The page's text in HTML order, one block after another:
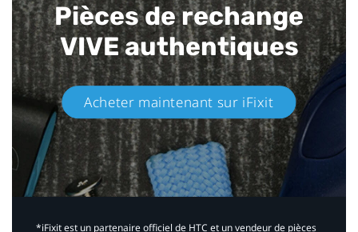
Pièces de rechange
VIVE authentiques​
Acheter maintenant sur iFixit​
*iFixit est un partenaire officiel de HTC et un vendeur de pièces